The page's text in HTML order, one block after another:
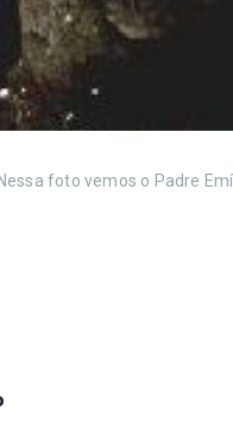
Nessa foto vemos o Padre